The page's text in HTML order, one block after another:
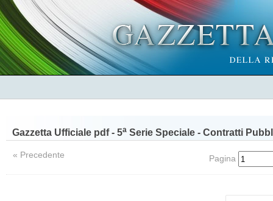
Gazzetta Ufficiale pdf - 5a Serie Speciale - Contratti
« Precedente Pagina